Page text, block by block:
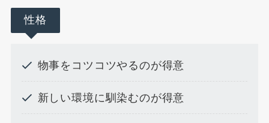
性格
物事をコツコツやるのが得意
新しい環境に馴染むのが得意